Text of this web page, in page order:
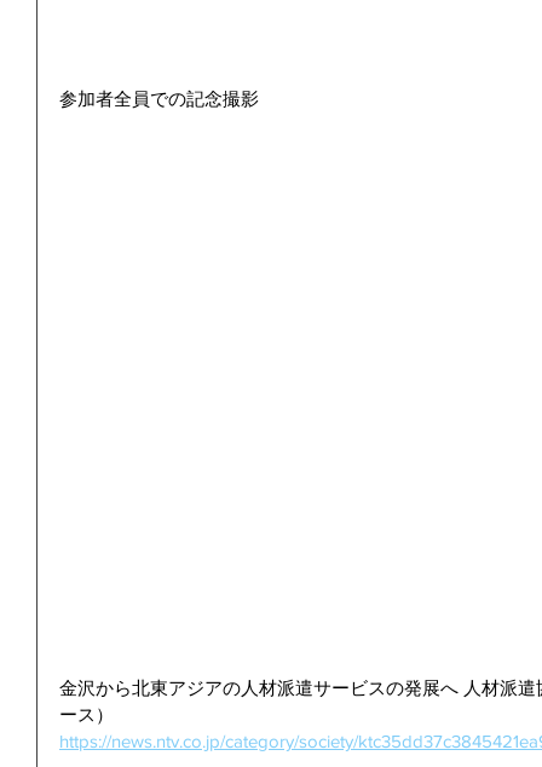
参加者全員での記念撮影
金沢から北東アジアの人材派遣サービスの発展へ 人材派
ース）
https://news.ntv.co.jp/category/society/